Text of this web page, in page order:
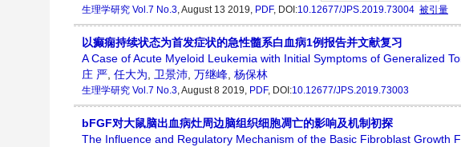
生理学研究 Vol.7 No.3, August 13 2019, PDF, DOI:10.12677/JPS.2019.73004 被引量
以癫痫持续状态为首发症状的急性髓系白血病1例报告并文献复习
A Case of Acute Myeloid Leukemia with Initial Symptoms of Generalized
庄 严, 任大为, 卫景沛, 万继峰, 杨保林
生理学研究 Vol.7 No.3, August 8 2019, PDF, DOI:10.12677/JPS.2019.73003
bFGF对大鼠脑出血病灶周边脑组织细胞凋亡的影响及机制初探
The Influence and Regulatory Mechanism of the Basic Fibroblast Growth